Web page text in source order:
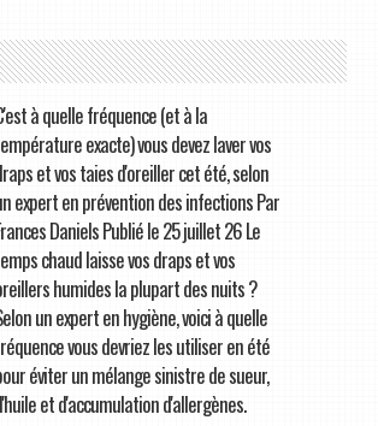
à quelle fréquence (et à la
exacte) vous devez laver vos
et vos taies d'oreiller cet été, selon
expert en prévention des infections Par
Daniels Publié le 25 juillet 26 Le
chaud laisse vos draps et vos
humides la plupart des nuits ?
un expert en hygiène, voici à quelle
vous devriez les utiliser en été
éviter un mélange sinistre de sueur,
et d'accumulation d'allergènes.